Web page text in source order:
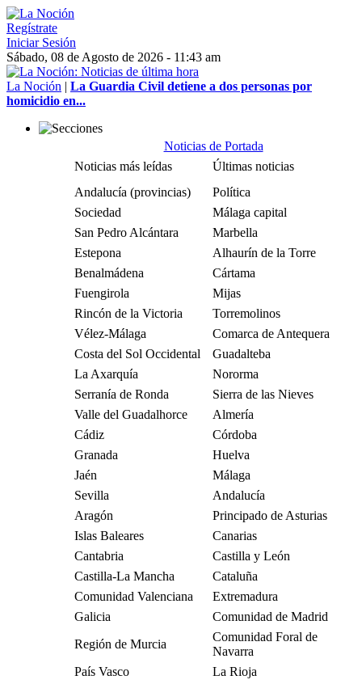
Regístrate
Iniciar Sesión
Sábado, 08 de Agosto de 2026 - 11:43 am
La Noción | La Guardia Civil detiene a dos personas por
homicidio en...
Noticias de Portada
Noticias más leídas
Últimas noticias
Andalucía (provincias)
Política
Sociedad
Málaga capital
San Pedro Alcántara
Marbella
Estepona
Alhaurín de la Torre
Benalmádena
Cártama
Fuengirola
Mijas
Rincón de la Victoria
Torremolinos
Vélez-Málaga
Comarca de Antequera
Costa del Sol Occidental
Guadalteba
La Axarquía
Nororma
Serranía de Ronda
Sierra de las Nieves
Valle del Guadalhorce
Almería
Cádiz
Córdoba
Granada
Huelva
Jaén
Málaga
Sevilla
Andalucía
Aragón
Principado de Asturias
Islas Baleares
Canarias
Cantabria
Castilla y León
Castilla-La Mancha
Cataluña
Comunidad Valenciana
Extremadura
Galicia
Comunidad de Madrid
Región de Murcia
Comunidad Foral de
Navarra
País Vasco
La Rioja